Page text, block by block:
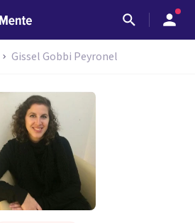
Gissel Gobbi Peyronel